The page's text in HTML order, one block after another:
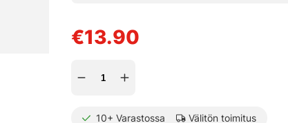
€13.90
10+ Varastossa Välitön toimitus